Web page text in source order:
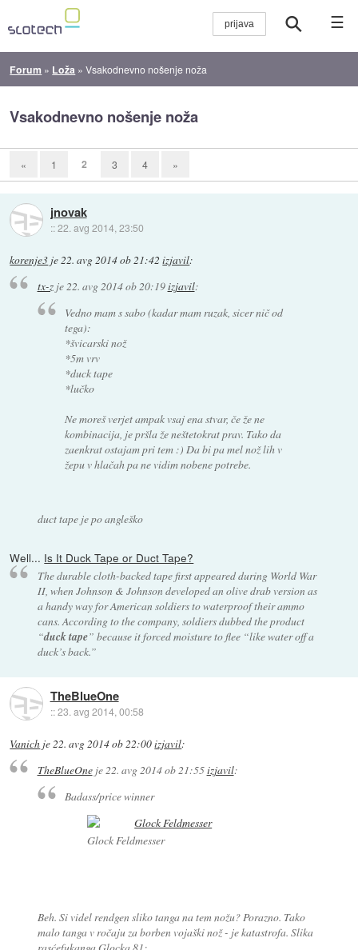
☰
Forum » Loža »Vsakodnevno nošenje noža
Vsakodnevno nošenje noža
« 1 2 3 4 »
jnovak
::22. avg 2014, 23:50
korenje3 je22. avg 2014 ob 21:42 izjavil:
tx-zje22. avg 2014 ob 20:19izjavil:
Vedno mam s sabo (kadar mam ruzak, sicer nič od
tega):
*švicarski nož
*5m vrv
*duck tape
*lučko
Ne moreš verjet ampak vsaj ena stvar, če že ne
kombinacija, je pršla že neštetokrat prav. Tako da
zaenkrat ostajam pri tem :) Da bi pa mel nož lih v
žepu v hlačah pa ne vidim nobene potrebe.
duct tape je po angleško
Well... Is It Duck Tape or Duct Tape?
The durable cloth-backed tape first appeared during World War
II, when Johnson & Johnson developed an olive drab version as
a handy way for American soldiers to waterproof their ammo
cans. According to the company, soldiers dubbed the product
“duck tape” because it forced moisture to flee “like water off a
duck’s back.”
TheBlueOne
::23. avg 2014, 00:58
Vanich je 22. avg 2014 ob 22:00izjavil:
TheBlueOneje22. avg 2014 ob 21:55izjavil:
Badass/price winner
Glock Feldmesser
Beh. Si videl rendgen slikotangana tem nožu? Porazno. Tako
malotangav ročaju za borben vojaški nož - je katastrofa. Slika